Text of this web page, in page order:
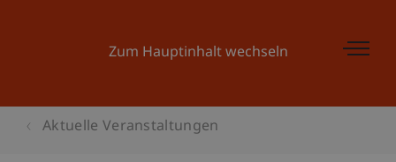
Zum Hauptinhalt wechseln
Aktuelle Veranstaltungen